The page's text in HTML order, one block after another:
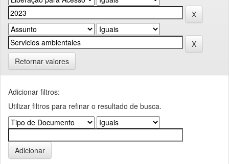
Retornar valores
Adicionar filtros:
Utilizar filtros para refinar o resultado de busca.